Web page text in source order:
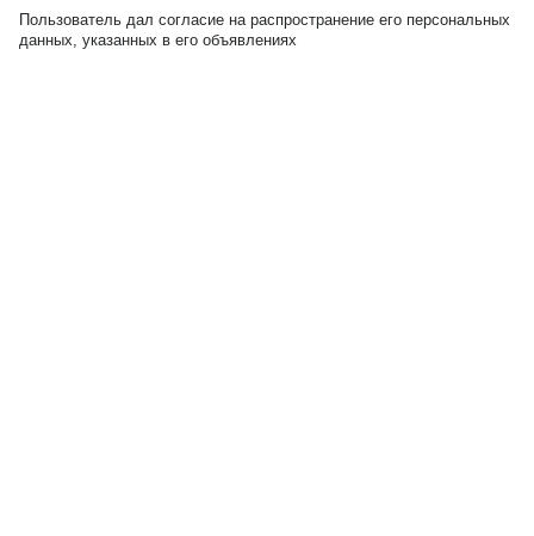
Пользователь дал согласие на распространение его персональных
данных, указанных в его объявлениях